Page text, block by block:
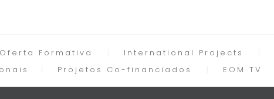
Oferta Formativa International Projects
Projetos Co-financiados EOM TV